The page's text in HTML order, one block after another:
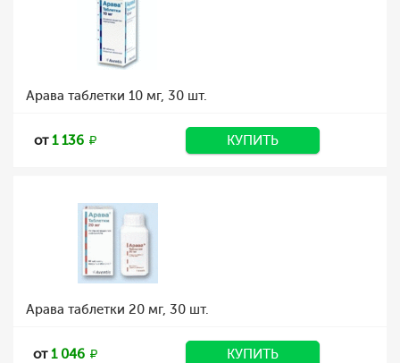
Арава таблетки 10 мг, 30 шт.
от1 136 КУПИТЬ
Арава таблетки 20 мг, 30 шт.
от1 046 КУПИТЬ